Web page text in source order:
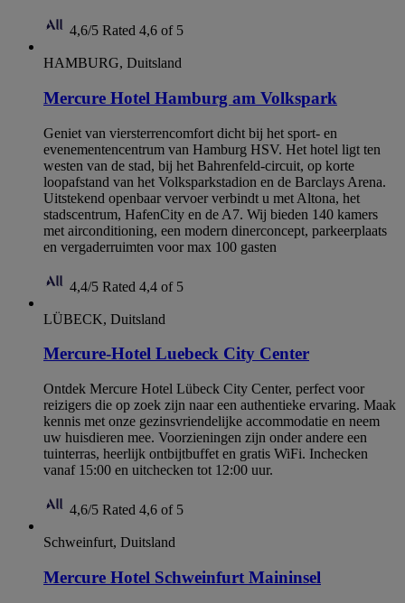
4,6/5 Rated 4,6 of 5
HAMBURG, Duitsland
Mercure Hotel Hamburg am Volkspark
Geniet van viersterrencomfort dicht bij het sport- en
evenementencentrum van Hamburg HSV. Het hotel ligt ten
westen van de stad, bij het Bahrenfeld-circuit, op korte
loopafstand van het Volksparkstadion en de Barclays Arena.
Uitstekend openbaar vervoer verbindt u met Altona, het
stadscentrum, HafenCity en de A7. Wij bieden 140 kamers
met airconditioning, een modern dinerconcept, parkeerplaats
en vergaderruimten voor max 100 gasten
4,4/5 Rated 4,4 of 5
LÜBECK, Duitsland
Mercure-Hotel Luebeck City Center
Ontdek Mercure Hotel Lübeck City Center, perfect voor
reizigers die op zoek zijn naar een authentieke ervaring. Maak
kennis met onze gezinsvriendelijke accommodatie en neem
uw huisdieren mee. Voorzieningen zijn onder andere een
tuinterras, heerlijk ontbijtbuffet en gratis WiFi. Inchecken
vanaf 15:00 en uitchecken tot 12:00 uur.
4,6/5 Rated 4,6 of 5
Schweinfurt, Duitsland
Mercure Hotel Schweinfurt Maininsel